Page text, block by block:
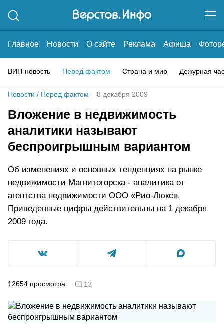
Главное Новости О сайте Реклама Афиша
ВИП-новость Перед фактом Страна и мир Дежурная
Новости / Перед фактом 8 декабря 2009
Вложение в недвижимость
аналитики называют
беспроигрышным вариантом
Об изменениях и основных тенденциях на рынке
недвижимости Магнитогорска - аналитика от
агентства недвижимости ООО «Рио-Люкс».
Приведенные цифры действительны на 1 декабря
2009 года.
12654 просмотра 13